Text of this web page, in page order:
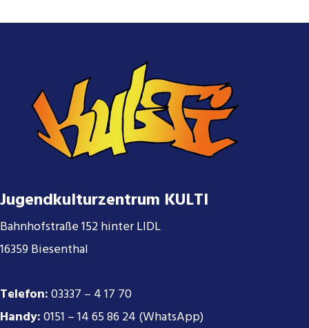
Jugendkulturzentrum KULTI
Bahnhofstraße 152 hinter LIDL
16359 Biesenthal
Telefon:03337 – 4 17 70
Handy:0151 – 14 65 86 24 (WhatsApp)